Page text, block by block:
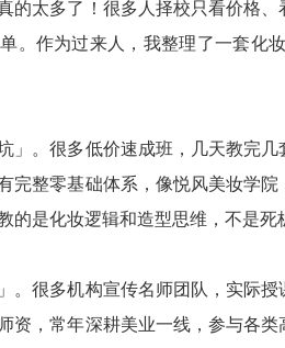
的太多了！很多人择校只看价格
。作为过来人，我整理了一套化
」。很多低价速成班，几天教完
完整零基础体系，像悦风美妆学
的是化妆逻辑和造型思维，不是死
。很多机构宣传名师团队，实际
资，常年深耕美业一线，参与各